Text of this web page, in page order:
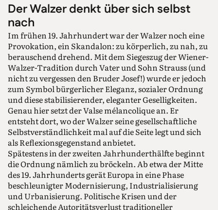
Der Walzer denkt über sich selbst
nach
Im frühen 19. Jahrhundert war der Walzer noch eine
Provokation, ein Skandalon: zu körperlich, zu nah, zu
berauschend drehend. Mit dem Siegeszug der Wiener-
Walzer-Tradition durch Vater und Sohn Strauss (und
nicht zu vergessen den Bruder Josef!) wurde er jedoch
zum Symbol bürgerlicher Eleganz, sozialer Ordnung
und diese stabilisierender, eleganter Geselligkeiten.
Genau hier setzt der Valse mélancolique an. Er
entsteht dort, wo der Walzer seine gesellschaftliche
Selbstverständlichkeit mal auf die Seite legt und sich
als Reflexionsgegenstand anbietet.
Spätestens in der zweiten Jahrhunderthälfte beginnt
die Ordnung nämlich zu bröckeln. Ab etwa der Mitte
des 19. Jahrhunderts gerät Europa in eine Phase
beschleunigter Modernisierung, Industrialisierung
und Urbanisierung. Politische Krisen und der
schleichende Autoritätsverlust traditioneller